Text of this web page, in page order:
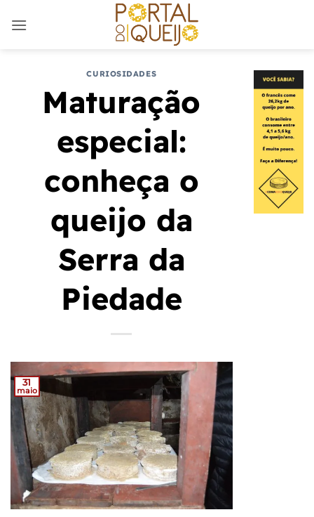
CURIOSIDADES
Maturação
especial:
conheça o
queijo da
Serra da
Piedade
31
maio